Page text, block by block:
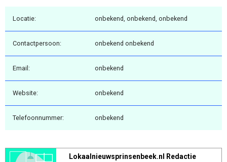
Locatie: onbekend, onbekend, onbekend
Contactpersoon: onbekend onbekend
Email: onbekend
Website: onbekend
Telefoonnummer: onbekend
Lokaalnieuwsprinsenbeek.nl Redactie